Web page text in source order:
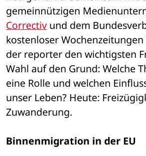
Correctiv und dem
kostenloser Wochenzeitungen
der reporter den wichtigsten
Wahl auf den Grund: Welche
eine Rolle und welchen
unser Leben? Heute:
Zuwanderung.
Binnenmigration in der EU